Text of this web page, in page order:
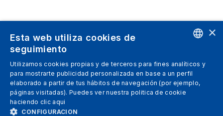
SPANISH
ITALIAN
×
Esta web utiliza cookies de
seguimiento
Utilizamos cookies propias y de terceros para fines analíticos y
para mostrarte publicidad personalizada en base a un perfil
elaborado a partir de tus hábitos de navegación (por ejemplo,
páginas visitadas). Puedes ver nuestra politica de cookie
haciendo clic aqui
CONFIGURACION